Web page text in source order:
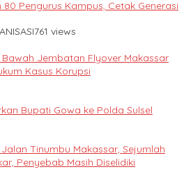
80 Pengurus Kampus, Cetak Generasi
761 views
Jembatan Flyover Makassar
Kasus Korupsi
Bupati Gowa ke Polda Sulsel
Tinumbu Makassar, Sejumlah
Penyebab Masih Diselidiki